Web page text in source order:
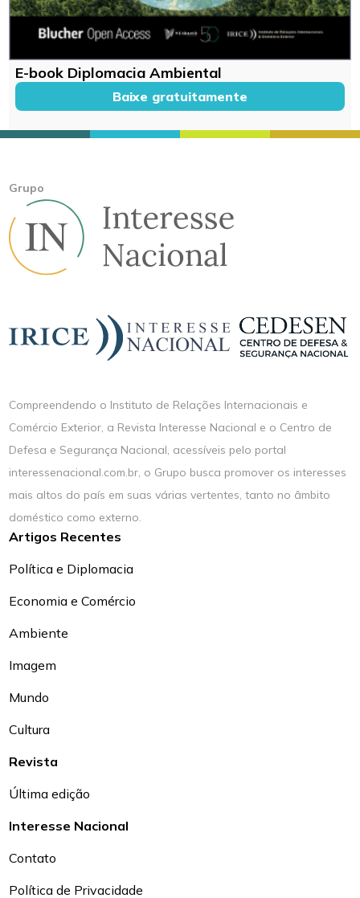
E-book Diplomacia Ambiental
Baixe gratuitamente
Grupo
Compreendendo o Instituto de Relações Internacionais e
Comércio Exterior, a Revista Interesse Nacional e o Centro de
Defesa e Segurança Nacional, acessíveis pelo portal
interessenacional.com.br, o Grupo busca promover os interesses
mais altos do país em suas várias vertentes, tanto no âmbito
doméstico como externo.
Artigos Recentes
Política e Diplomacia
Economia e Comércio
Ambiente
Imagem
Mundo
Cultura
Revista
Última edição
Interesse Nacional
Contato
Política de Privacidade